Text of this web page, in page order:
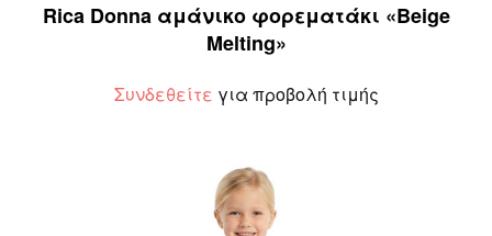
Rica Donna αμάνικο φορεματάκι «Beige
Melting»
Συνδεθείτε για προβολή τιμής